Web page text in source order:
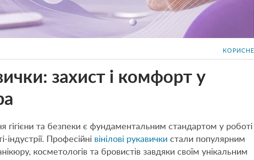
КОРИСНЕ
захист і комфорт у
гігієни та безпеки є фундаментальним стандартом у роботі
індустрії. Професійні вінілові рукавички стали популярним
косметологів та бровистів завдяки своїм унікальним